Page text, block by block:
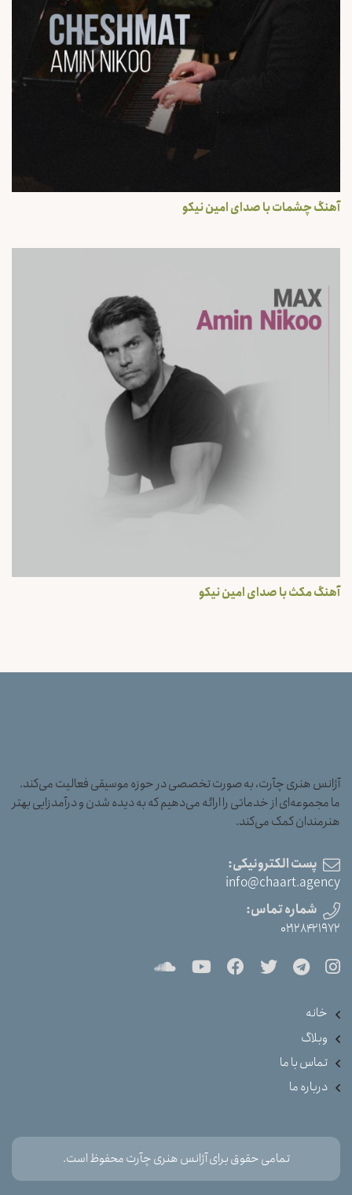
آهنگ چشمات با صدای امین نیکو
آهنگ مکث با صدای امین نیکو
آژانس هنری چآرت، به صورت تخصصی در حوزه موسیقی فعالیت می‌کند.
ما مجموعه‌ای از خدماتی را ارائه می‌دهیم که به دیده شدن و درآمدزایی بهتر
هنرمندان کمک می‌کند.
پست الکترونیکی:
info@chaart.agency
شماره تماس:
۰۲۱۲۸۴۲۱۹۷۲
خانه
وبلاگ
تماس با ما
درباره ما
تمامی حقوق برای آژانس هنری چآرت محفوظ است.